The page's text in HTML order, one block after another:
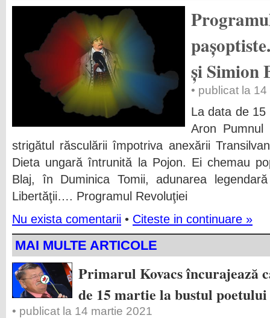
și Simion
• publicat la
La data de
Aron
strigătul răsculării împotriva anexării
Dieta ungară întrunită la Pojon. Ei chemau
Blaj, în Duminica Tomii, adunarea
Libertăţii…. Programul Revoluţiei
Nu exista comentarii • Citeste in continuare »
MAI MULTE ARTICOLE
Primarul Kovacs încurajează
de 15 martie la bustul
• publicat la 14 martie 2021